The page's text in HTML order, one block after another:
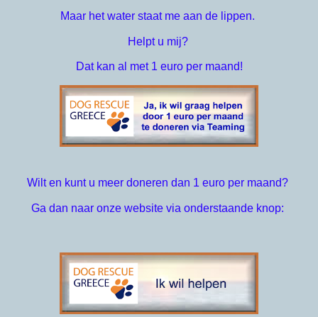
Maar het water staat me aan de lippen.
Helpt u mij?
Dat kan al met 1 euro per maand!
Wilt en kunt u meer doneren dan 1 euro per maand?
Ga dan naar onze website via onderstaande knop: